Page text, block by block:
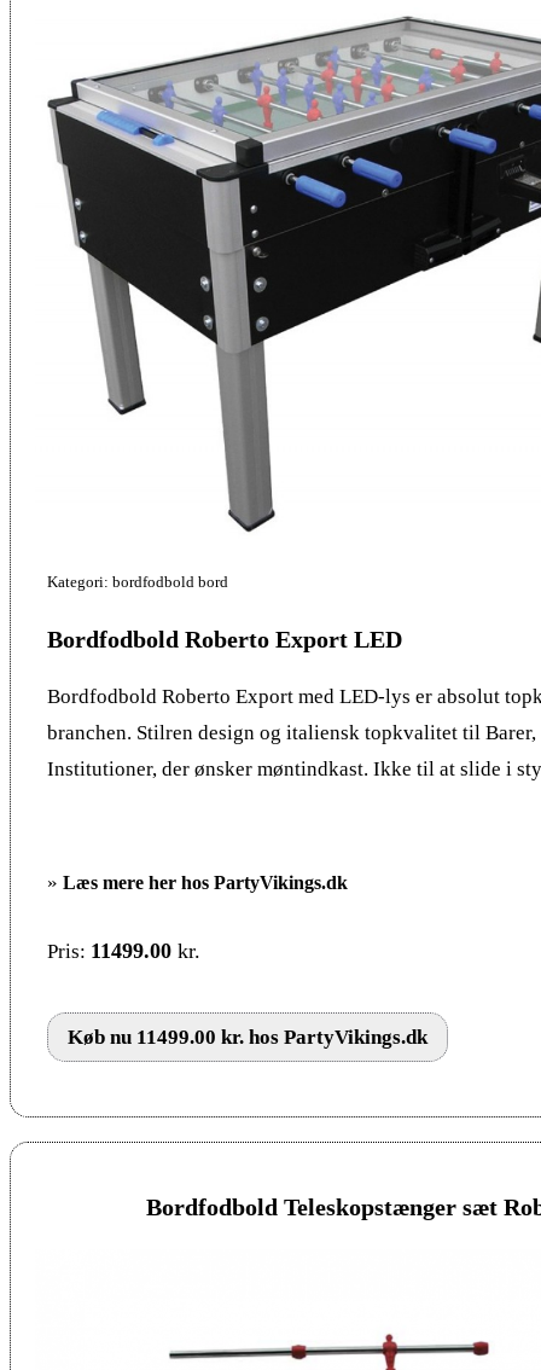
Kategori: bordfodbold bord
Bordfodbold Roberto Export LED
Bordfodbold Roberto Export med LED-lys er absolut
branchen. Stilren design og italiensk topkvalitet til
Institutioner, der ønsker møntindkast. Ikke til at slide i
» Læs mere her hos PartyVikings.dk
Pris: 11499.00 kr.
Køb nu 11499.00 kr. hos PartyVikings.dk
Bordfodbold Teleskopstænger sæt